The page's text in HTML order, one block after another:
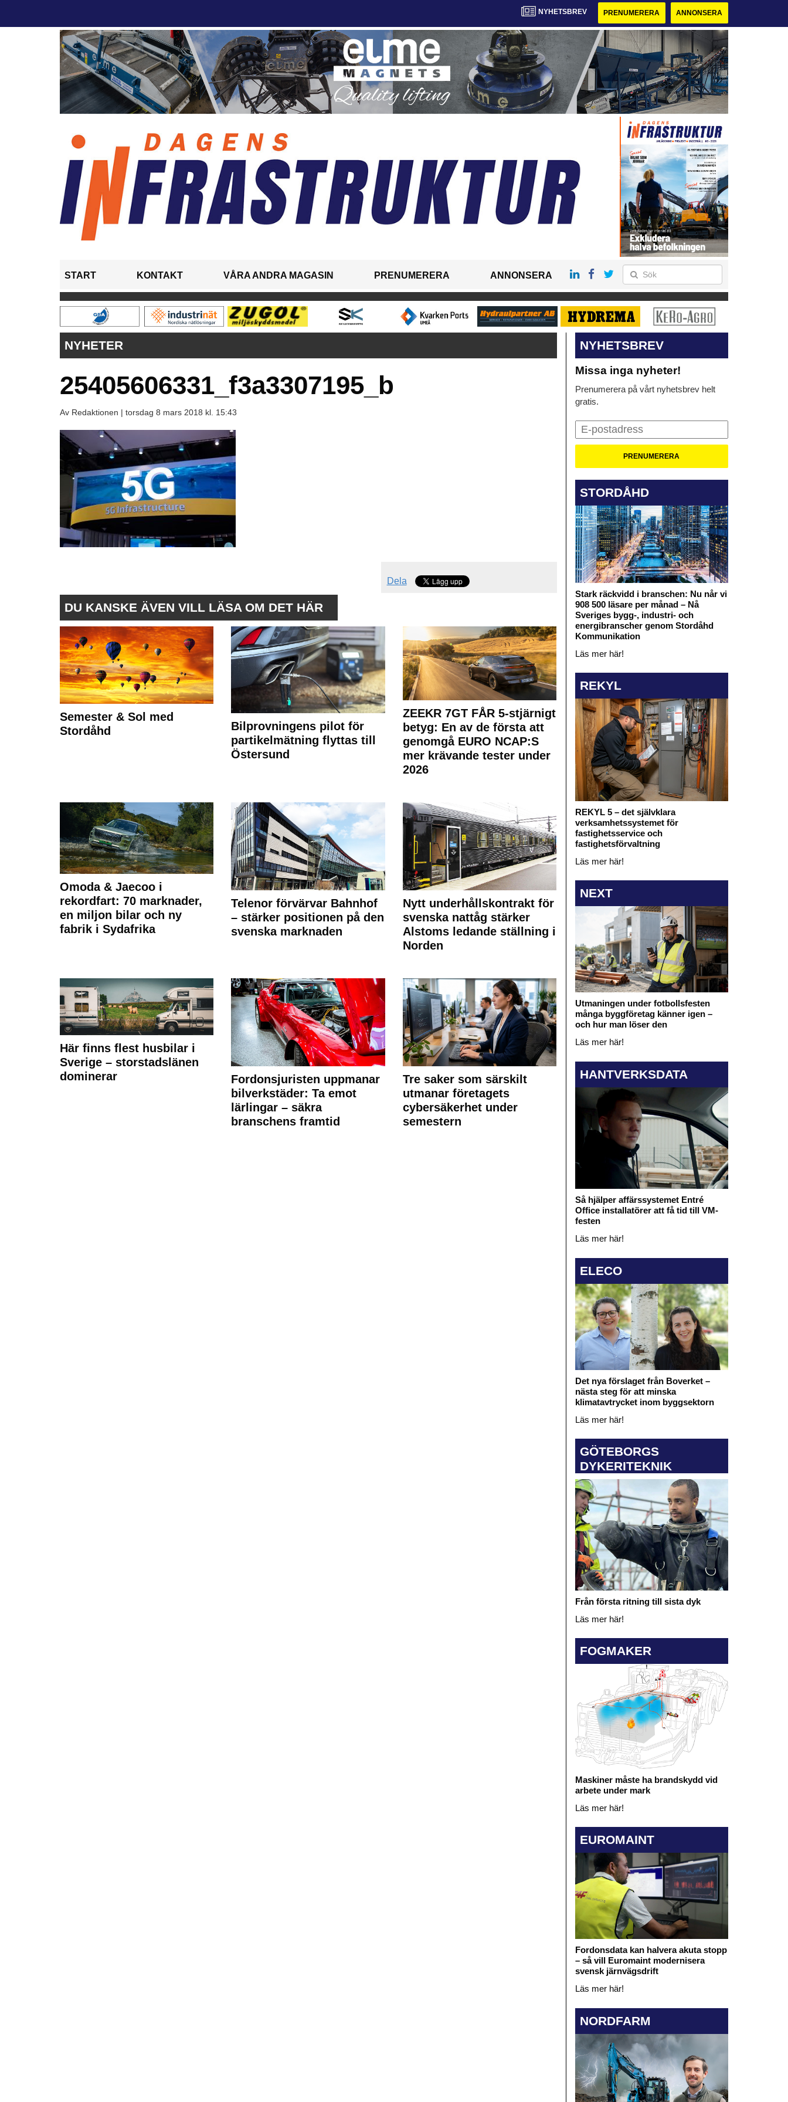
NYHETSBREV PRENUMERERA ANNONSERA
START KONTAKT VÅRA ANDRA MAGASIN PRENUMERERA ANNONSERA
NYHETER
25405606331_f3a3307195_b
Av Redaktionen | torsdag 8 mars 2018 kl. 15:43
Dela
DU KANSKE ÄVEN VILL LÄSA OM DET HÄR
Semester & Sol med
Stordåhd
Bilprovningens pilot för
partikelmätning flyttas till
Östersund
ZEEKR 7GT FÅR 5-stjärnigt
betyg: En av de första att
genomgå EURO NCAP:S
mer krävande tester under
2026
Omoda & Jaecoo i
rekordfart: 70 marknader,
en miljon bilar och ny
fabrik i Sydafrika
Telenor förvärvar Bahnhof
– stärker positionen på den
svenska marknaden
Nytt underhållskontrakt för
svenska nattåg stärker
Alstoms ledande ställning i
Norden
Här finns flest husbilar i
Sverige – storstadslänen
dominerar
Fordonsjuristen uppmanar
bilverkstäder: Ta emot
lärlingar – säkra
branschens framtid
Tre saker som särskilt
utmanar företagets
cybersäkerhet under
semestern
NYHETSBREV
Missa inga nyheter!
Prenumerera på vårt nyhetsbrev helt
gratis.
STORDÅHD
Stark räckvidd i branschen: Nu når vi
908 500 läsare per månad – Nå
Sveriges bygg-, industri- och
energibranscher genom Stordåhd
Kommunikation
Läs mer här!
REKYL
REKYL 5 – det självklara
verksamhetssystemet för
fastighetsservice och
fastighetsförvaltning
Läs mer här!
NEXT
Utmaningen under fotbollsfesten
många byggföretag känner igen –
och hur man löser den
Läs mer här!
HANTVERKSDATA
Så hjälper affärssystemet Entré
Office installatörer att få tid till VM-
festen
Läs mer här!
ELECO
Det nya förslaget från Boverket –
nästa steg för att minska
klimatavtrycket inom byggsektorn
Läs mer här!
GÖTEBORGS
DYKERITEKNIK
Från första ritning till sista dyk
Läs mer här!
FOGMAKER
Maskiner måste ha brandskydd vid
arbete under mark
Läs mer här!
EUROMAINT
Fordonsdata kan halvera akuta stopp
– så vill Euromaint modernisera
svensk järnvägsdrift
Läs mer här!
NORDFARM